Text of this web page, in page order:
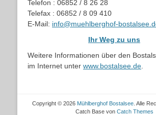
Telefon : 06852 / 8 26 28
Telefax : 06852 / 8 09 410
E-Mail: info@muehlberghof-
Ihr Weg zu uns
Weitere Informationen über den
im Internet unter www.bostalsee.de
Copyright © 2026 Mühlberghof Bostalsee . Alle
Catch Base von Catch Themes